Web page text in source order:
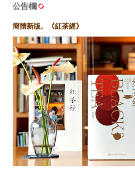
公告欄
簡體新版。《紅茶經》